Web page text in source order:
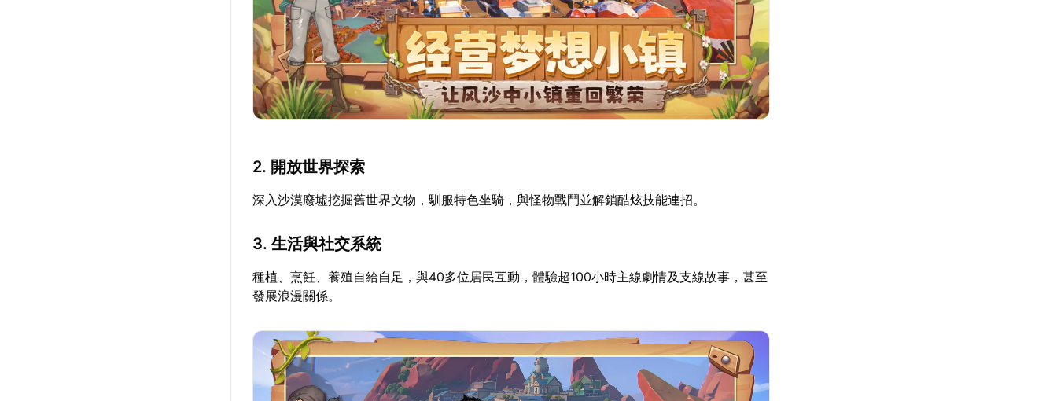
2. 開放世界探索
深入沙漠廢墟挖掘舊世界文物，馴服特色坐騎，與怪物戰鬥並解鎖酷炫技能連招。
3. 生活與社交系統
種植、烹飪、養殖自給自足，與40多位居民互動，體驗超100小時主線劇情及支線故事，甚至
發展浪漫關係。